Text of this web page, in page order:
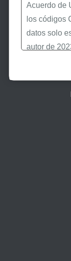
Acuerdo de
los códigos
datos solo
autor de
reservados
Usted, sus
autorizados
Políticas de
Boletines/